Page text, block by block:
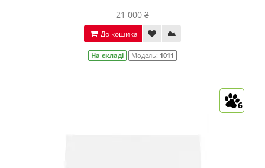
21 000 ₴
До кошика
На складі Модель: 1011
6